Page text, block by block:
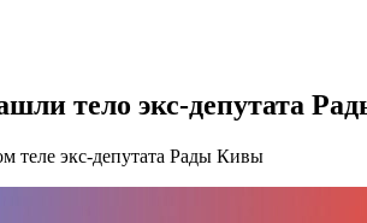
тело экс-депутата
экс-депутата Рады Кивы